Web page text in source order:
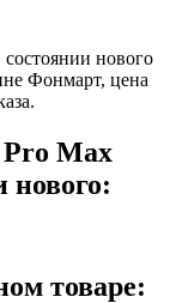
нового
Фонмарт, цена
Max
нового:
товаре: